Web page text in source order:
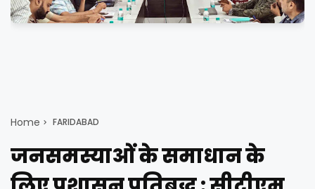
Home FARIDABAD
जनसमस्याओं के समाधान के